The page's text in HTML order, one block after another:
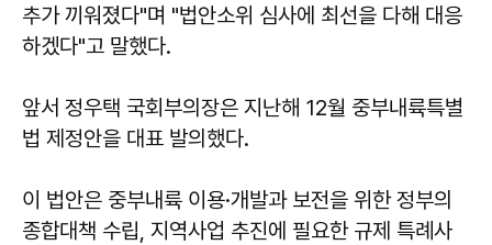
추가 끼워졌다"며 "법안소위 심사에 최선을 다해 대응
하겠다"고 말했다.
앞서 정우택 국회부의장은 지난해 12월 중부내륙특별
법 제정안을 대표 발의했다.
이 법안은 중부내륙 이용·개발과 보전을 위한 정부의
종합대책 수립, 지역사업 추진에 필요한 규제 특례사